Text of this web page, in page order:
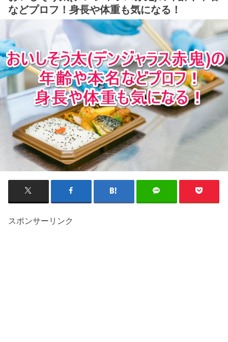
などプロフ！身長や体重も気になる！
スポンサーリンク